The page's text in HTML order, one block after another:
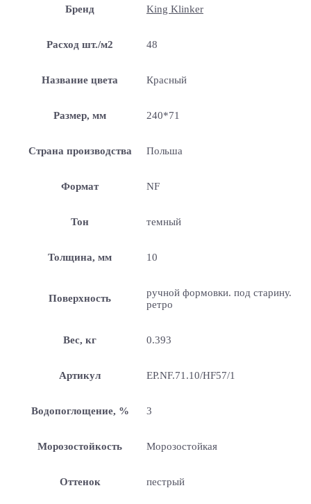
Бренд King Klinker
Расход шт./м2 48
Название цвета Красный
Размер, мм 240*71
Страна производства Польша
Формат NF
Тон темный
Толщина, мм 10
Поверхность
ручной формовки. под старину.
ретро
Вес, кг 0.393
Артикул EP.NF.71.10/HF57/1
Водопоглощение, % 3
Морозостойкость Морозостойкая
Оттенок пестрый